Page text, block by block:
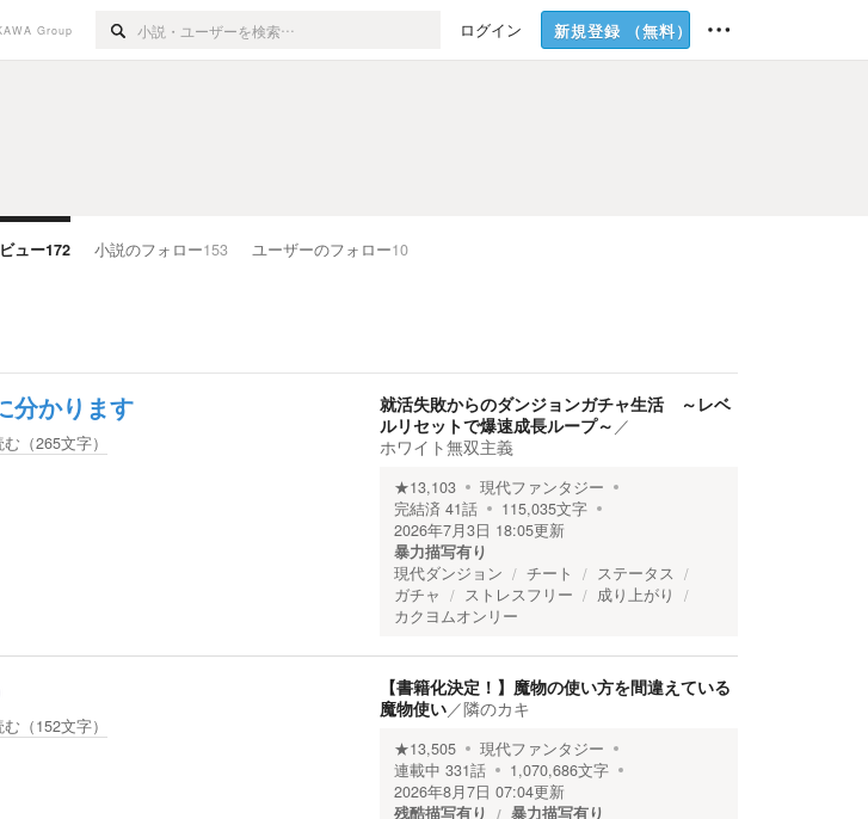
Group ログイン 新規登録 （無料）
ュー172 小説のフォロー153 ユーザーのフォロー10
分かります
（265文字）
就活失敗からのダンジョンガチャ生活 ～レベ
ルリセットで爆速成長ループ～ ／
ホワイト無双主義
★13,103
現代ファンタジー
完結済 41話 115,035文字
2026年7月3日 18:05更新
暴力描写有り
現代ダンジョン
チート
ステータス
ガチャ
ストレスフリー
成り上がり
カクヨムオンリー
（152文字）
【書籍化決定！】魔物の使い方を間違えている
魔物使い／隣のカキ
★13,505
現代ファンタジー
連載中 331話 1,070,686文字
2026年8月7日 07:04更新
残酷描写有り
暴力描写有り